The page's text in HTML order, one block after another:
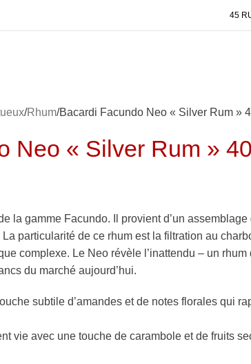
45
Rhum Bacardi Facundo Neo « Silver Rum »
Neo « Silver Rum »
la gamme Facundo. Il provient d’un
La particularité de ce rhum est la filtration au
complexe. Le Neo révèle l’inattendu – un
du marché aujourd’hui.
subtile d’amandes et de notes florales qui
vie avec une touche de carambole et de fruits